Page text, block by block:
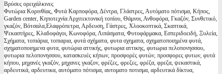
Βρύσες ορειχάλκινες
Φυτώρια Κορινθίας, Φυτά Καρποφόρα, Δέντρα, Γλάστρες, Αυτόματο πότισμα, Κήπος,
Garden center, Κηποτεχνία Αρχιτεκτονική τοπίου, Θάμνοι, Ανθοφόρα, Γκαζόν, Συνθετικό,
γκαζόν, Βότσαλα,Ελαφρόπετρα, Αρδευση, Γάστρες, Χλοοκοπτικά, Σκαπτικά,
Ψεκαστήρες, Κλαδοφάγοι, Κωνοφόρα, Λιπάσματα, Φυτοφάρμακα, Εσπεριδοειδή, Ξυλεία,
Σχήματα, τοπιάρια, τοπιαρια, φυτά σχήματα, φυτα σχηματα, σχηματοποιημένα φυτά,
σχηματοποιημενα φυτα, φυτώρια αττικής, φυτωρια αττικης, φυτωρια πελοπονησσου,
φυτωρια πελοπονησσου, κατασκευές κήπων, προσφορές φυτών, προσφορες φυτων, φυτά
κήπου, μηχανές γκαζόν, μηχανες γκαζον, φρέζες, φρεζες, φρέζα, φρεζα, ψεκαστικά,
αρδευτικά, αρδευτικα, αυτόματο πότισμα, αυτοματο ποτισμα, αρδευτικά δίκτυα,